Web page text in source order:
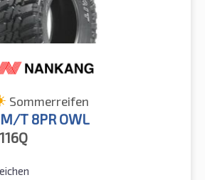
Sommerreifen
T 8PR OWL
116Q